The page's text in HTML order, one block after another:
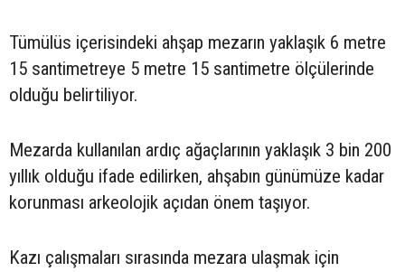
Tümülüs içerisindeki ahşap mezarın yaklaşık 6 metre
15 santimetreye 5 metre 15 santimetre ölçülerinde
olduğu belirtiliyor.
Mezarda kullanılan ardıç ağaçlarının yaklaşık 3 bin 200
yıllık olduğu ifade edilirken, ahşabın günümüze kadar
korunması arkeolojik açıdan önem taşıyor.
Kazı çalışmaları sırasında mezara ulaşmak için